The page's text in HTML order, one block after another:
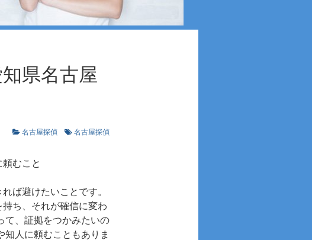
県名古屋
名古屋探偵 名古屋探偵
頼むこと
ば避けたいことです。
ち、それが確信に変わ
て、証拠をつかみたいの
人に頼むこともありま